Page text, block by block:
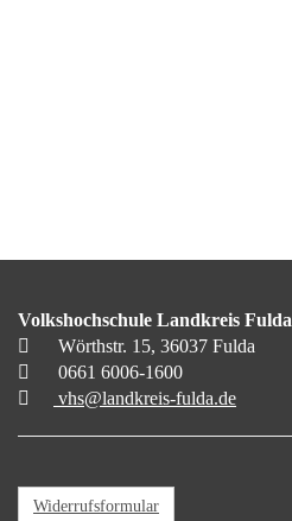
Volkshochschule Landkreis Fulda
Wörthstr. 15, 36037 Fulda
0661 6006-1600
vhs@landkreis-fulda.de
Widerrufsformular